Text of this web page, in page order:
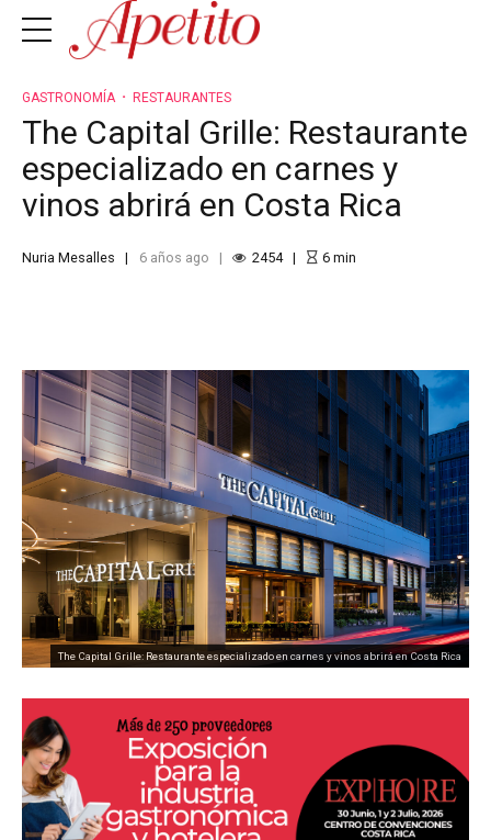
GASTRONOMÍA RESTAURANTES
The Capital Grille: Restaurante
especializado en carnes y
vinos abrirá en Costa Rica
Nuria Mesalles 6 años ago 2454 6min
The Capital Grille: Restaurante especializado en carnes y vinos abrirá en Costa Rica